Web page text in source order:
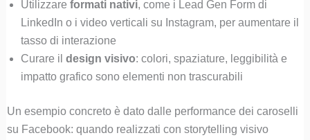
Utilizzare formati nativi, come i Lead Gen Form di
LinkedIn o i video verticali su Instagram, per aumentare il
tasso di interazione
Curare il design visivo: colori, spaziature, leggibilità e
impatto grafico sono elementi non trascurabili
Un esempio concreto è dato dalle performance dei caroselli
su Facebook: quando realizzati con storytelling visivo